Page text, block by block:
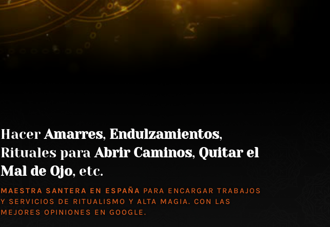
HacerAmarres, Endulzamientos,
Rituales paraAbrir Caminos, Quitar el
Mal de Ojo, etc.
MAESTRA SANTERA EN ESPAÑA PARA ENCARGAR TRABAJOS
Y SERVICIOS DE RITUALISMO Y ALTA MAGIA. CON LAS
MEJORES OPINIONES EN GOOGLE.